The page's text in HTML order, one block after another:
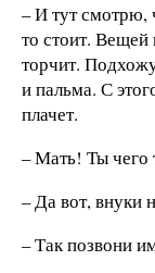
– И тут смотрю,
то стоит. Вещей
торчит.
и пальма. С
плачет.
– Мать! Ты чего
– Да вот, внуки
– Так позвони